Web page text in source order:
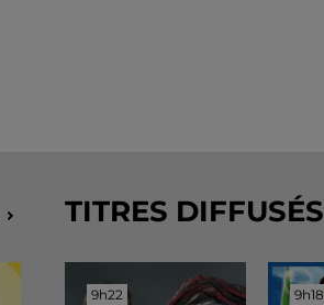
TITRES DIFFUSÉS
9h22
9h22 9h18
9h18